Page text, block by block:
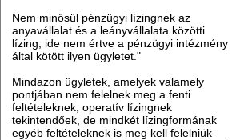
Nem minősül pénzügyi lízingnek az
anyavállalat és a leányvállalata közötti
lízing, ide nem értve a pénzügyi intézmény
által kötött ilyen ügyletet."
Mindazon ügyletek, amelyek valamely
pontjában nem felelnek meg a fenti
feltételeknek, operatív lízingnek
tekintendőek, de mindkét lízingformának
egyéb feltételeknek is meg kell felelniük